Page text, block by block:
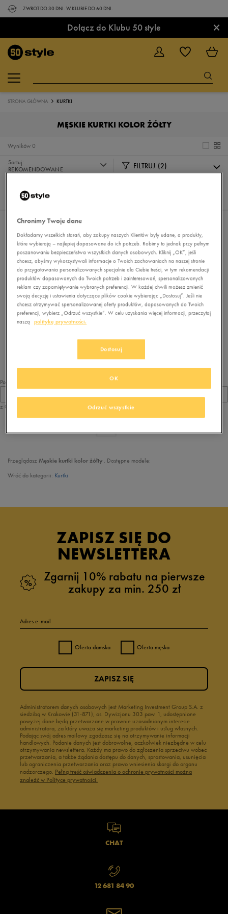
ZWROT DO 30 DNI. W KLUBIE DO 60 DNI.
Dołącz do Klubu 50 style ×
STRONA GŁÓWNA KURTKI
MĘSKIE KURTKI KOLOR ŻÓŁTY
0
Wyników
Sortuj:
REKOMENDOWANE
FILTRUJ (2)
Wybrane filtry: MĘSKIE
Brak produktów do wyświetlenia
usuń wybrane filtry
Pokaż
z 0
Przeglądasz Męskie kurtki kolor żółty . Dostępne modele:
Wróć do kategorii: Kurtki
ZAPISZ SIĘ DO
NEWSLETTERA
Zgarnij 10% rabatu na pierwsze
zakupy za min. 250 zł
Adres e-mail
Oferta damska Oferta męska
Administratorem danych osobowych jest Marketing Investment Group S.A. z
siedzibą w Krakowie (31-871), os. Dywizjonu 303 paw. 1, udostępnione
powyżej dane będą przetwarzane w prawnie uzasadnionym interesie
administratora, za który uważa się marketing produktów i usług własnych.
Podając swój adres mailowy zgadzasz się na otrzymywanie informacji
handlowych. Podanie danych jest dobrowolne, aczkolwiek niezbędne w celu
otrzymywania newslettera. Każdy ma prawo do zgłoszenia sprzeciwu wobec
przetwarzania, a także żądania dostępu do danych, sprostowania, usunięcia
lub ograniczenia przetwarzania oraz prawo wniesienia skargi do organu
nadzorczego. Pełną treść oświadczenia o ochronie prywatności można
znaleźć w Polityce prywatności.
ZAPISZ SIĘ
CHAT
12 681 84 90
Chronimy Twoje dane
Dokładamy wszelkich starań, aby zakupy naszych Klientów były udane, a produkty,
które wybierają – najlepiej dopasowane do ich potrzeb. Robimy to jednak przy pełnym
poszanowaniu bezpieczeństwa wszystkich danych osobowych. Kliknij „OK”, jeśli
chcesz, abyśmy wykorzystywali informacje o Twoich zachowaniach na naszej stronie
do przygotowania personalizowanych specjalnie dla Ciebie treści, w tym rekomendacji
produktów dopasowanych do Twoich potrzeb i zainteresowań, spersonalizowanych
reklam czy zapamiętywanie wybranych preferencji. W każdej chwili możesz zmienić
swoją decyzję i ustawienia dotyczące plików cookie wybierając „Dostosuj”. Jeśli nie
chcesz otrzymywać spersonalizowanej oferty produktów, dopasowanych do Twoich
preferencji, wybierz „Odrzuć wszystkie”. W celu uzyskania więcej informacji, przeczytaj
naszą
politykę prywatności.
Dostosuj
Odrzuć wszystkie
OK